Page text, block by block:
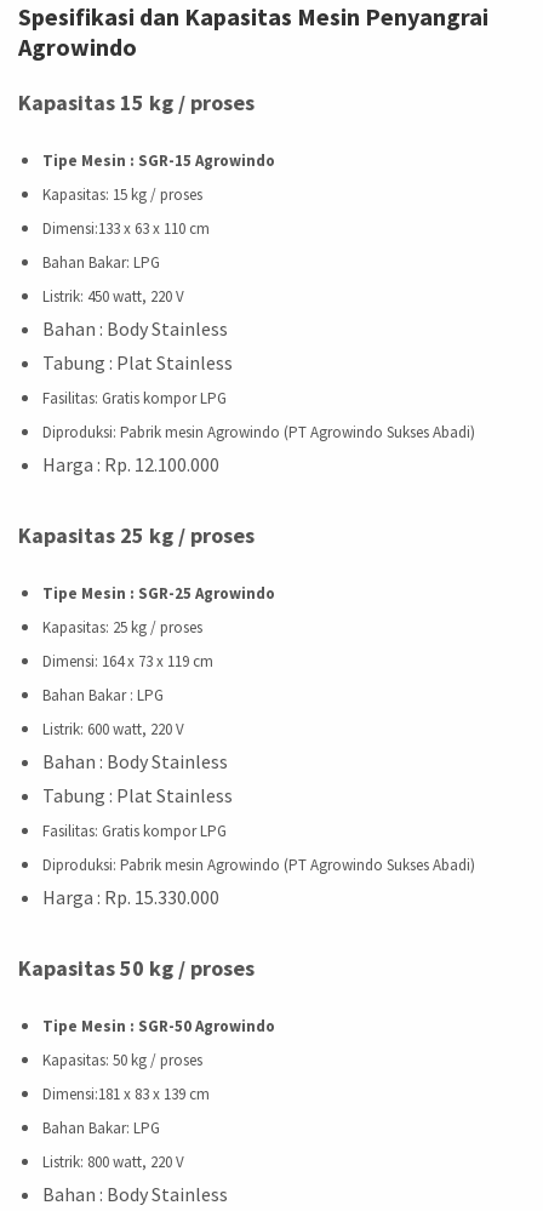
Spesifikasi dan Kapasitas Mesin Penyangrai
Agrowindo
Kapasitas 15 kg / proses
Tipe Mesin : SGR-15 Agrowindo
Kapasitas: 15 kg / proses
Dimensi:133 x 63 x 110 cm
Bahan Bakar: LPG
Listrik: 450 watt, 220 V
Bahan : Body Stainless
Tabung : Plat Stainless
Fasilitas: Gratis kompor LPG
Diproduksi: Pabrik mesin Agrowindo (PT Agrowindo Sukses Abadi)
Harga : Rp. 12.100.000
Kapasitas 25 kg / proses
Tipe Mesin : SGR-25 Agrowindo
Kapasitas: 25 kg / proses
Dimensi: 164 x 73 x 119 cm
Bahan Bakar : LPG
Listrik: 600 watt, 220 V
Bahan : Body Stainless
Tabung : Plat Stainless
Fasilitas: Gratis kompor LPG
Diproduksi: Pabrik mesin Agrowindo (PT Agrowindo Sukses Abadi)
Harga : Rp. 15.330.000
Kapasitas 50 kg / proses
Tipe Mesin : SGR-50 Agrowindo
Kapasitas: 50 kg / proses
Dimensi:181 x 83 x 139 cm
Bahan Bakar: LPG
Listrik: 800 watt, 220 V
Bahan : Body Stainless